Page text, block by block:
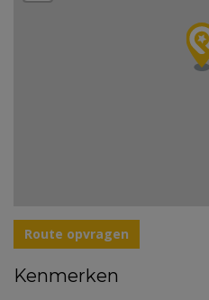
Route opvragen
Kenmerken